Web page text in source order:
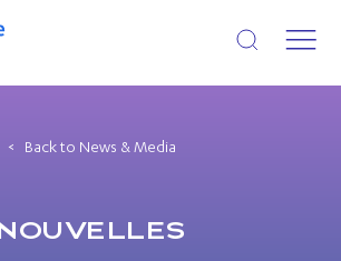
Open search
Back to News & Media
NOUVELLES